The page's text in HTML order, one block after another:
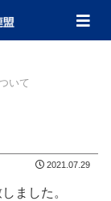
いて
2021.07.29
ました。